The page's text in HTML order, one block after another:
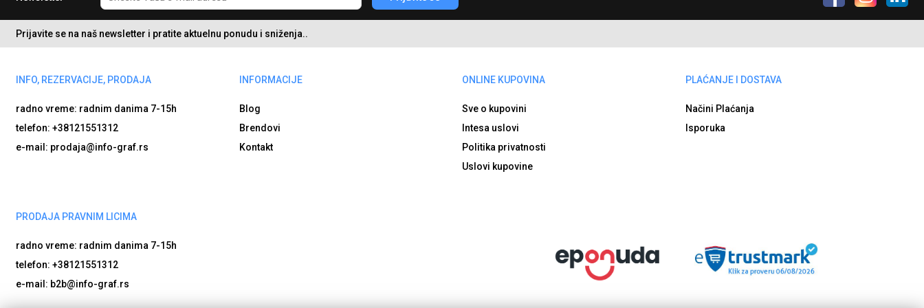
Prijavite se na naš newsletter i pratite aktuelnu ponudu i sniženja..
INFO, REZERVACIJE, PRODAJA
radno vreme: radnim danima 7-15h
telefon: +38121551312
e-mail: prodaja@info-graf.rs
PRODAJA PRAVNIM LICIMA
radno vreme: radnim danima 7-15h
telefon: +38121551312
e-mail: b2b@info-graf.rs
INFORMACIJE
Blog
Brendovi
Kontakt
ONLINE KUPOVINA
Sve o kupovini
Intesa uslovi
Politika privatnosti
Uslovi kupovine
PLAĆANJE I DOSTAVA
Načini Plaćanja
Isporuka